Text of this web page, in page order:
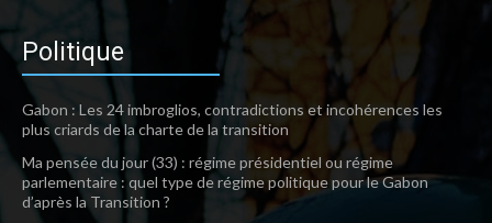
Politique
Gabon : Les 24 imbroglios, contradictions et incohérences les
plus criards de la charte de la transition
Ma pensée du jour (33) : régime présidentiel ou régime
parlementaire : quel type de régime politique pour le Gabon
d’après la Transition ?